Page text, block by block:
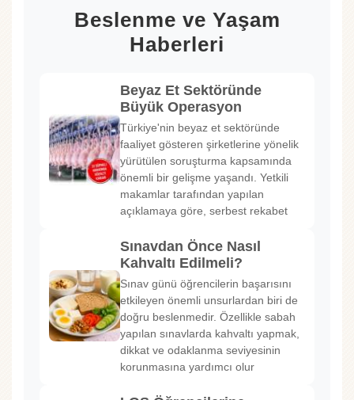
Beslenme ve Yaşam
Haberleri
Beyaz Et Sektöründe
Büyük Operasyon
Türkiye'nin beyaz et sektöründe
faaliyet gösteren şirketlerine yönelik
yürütülen soruşturma kapsamında
önemli bir gelişme yaşandı. Yetkili
makamlar tarafından yapılan
açıklamaya göre, serbest rekabet
Sınavdan Önce Nasıl
Kahvaltı Edilmeli?
Sınav günü öğrencilerin başarısını
etkileyen önemli unsurlardan biri de
doğru beslenmedir. Özellikle sabah
yapılan sınavlarda kahvaltı yapmak,
dikkat ve odaklanma seviyesinin
korunmasına yardımcı olur